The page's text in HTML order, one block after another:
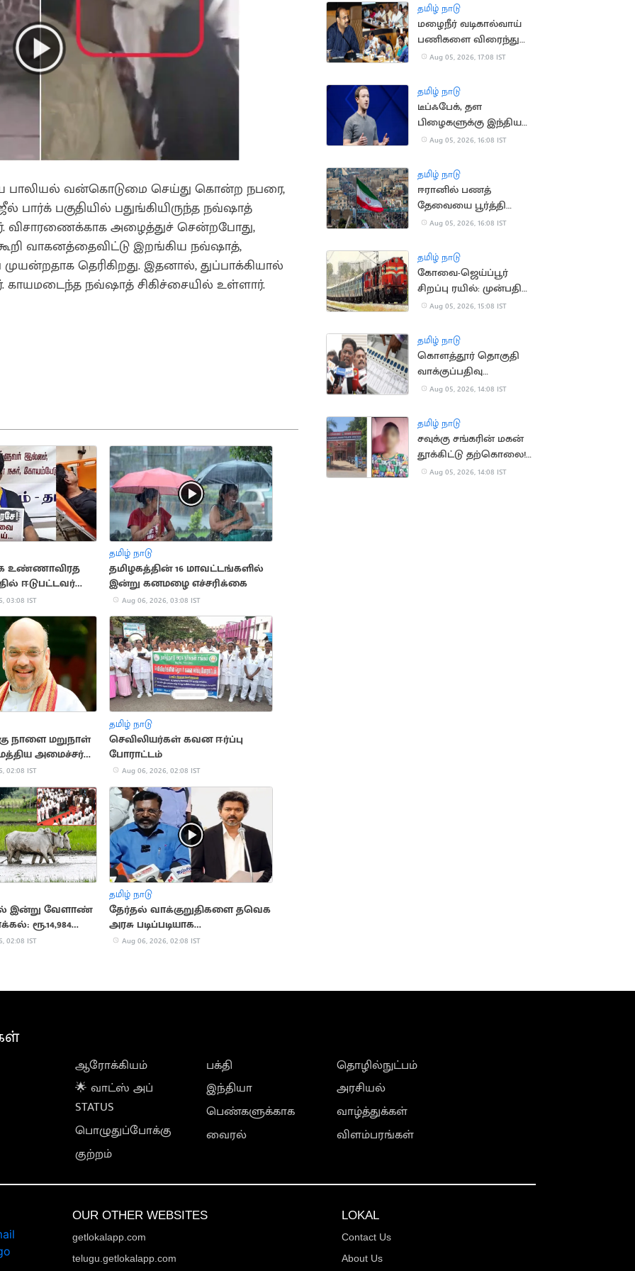
பாலியல் வன்கொடுமை செய்து கொன்ற நபரை,
பார்க் பகுதியில் பதுங்கியிருந்த நவ்ஷாத்
விசாரணைக்காக அழைத்துச் சென்றபோது,
வாகனத்தைவிட்டு இறங்கிய நவ்ஷாத்,
தெரிகிறது. இதனால், துப்பாக்கியால்
காயமடைந்த நவ்ஷாத் சிகிச்சையில் உள்ளார்.
உண்ணாவிரத‌
ஈடுபட்டவர்
03:08 IST
தமிழ் நாடு
தமிழகத்தின் 16 மாவட்டங்களில்
இன்று கனமழை எச்சரிக்கை
Aug 06, 2026, 03:08 IST
நாளை மறுநாள்
அமைச்சர்
02:08 IST
தமிழ் நாடு
செவிலியர்கள் கவன ஈர்ப்பு
போராட்டம்
Aug 06, 2026, 02:08 IST
இன்று வேளாண்
ரூ.14,984
02:08 IST
தமிழ் நாடு
தேர்தல் வாக்குறுதிகளை தவெக
அரசு படிப்படியாக
நிறைவேற்றும்.. திருமாவளவன்
Aug 06, 2026, 02:08 IST
தமிழ் நாடு
மழைநீர் வடிகால்வாய்
பணிகளை விரைந்து
முடிக்க உத்தரவு
Aug 05, 2026, 17:08 IST
தமிழ் நாடு
டீப்ஃபேக், தள
பிழைகளுக்கு இந்திய
அரசிடம் மன்னிப்பு
Aug 05, 2026, 16:08 IST
தமிழ் நாடு
ஈரானில் பணத்
தேவையை பூர்த்தி
செய்ய திண்டாடும்
Aug 05, 2026, 16:08 IST
தமிழ் நாடு
கோவை-ஜெய்ப்பூர்
சிறப்பு ரயில்: முன்பதிவு
நாளை தொடக்கம்
Aug 05, 2026, 15:08 IST
தமிழ் நாடு
கொளத்தூர் தொகுதி
வாக்குப்பதிவு
இயந்திரங்கள்
நிறைவு
Aug 05, 2026, 14:08 IST
தமிழ் நாடு
சவுக்கு சங்கரின் மகன்
தூக்கிட்டு தற்கொலை!
காரணம் என்ன?
Aug 05, 2026, 14:08 IST
ஆரோக்கியம்
🌟 வாட்ஸ் அப்
STATUS
பொழுதுப்போக்கு
குற்றம்
பக்தி
இந்தியா
பெண்களுக்காக
வைரல்
தொழில்நுட்பம்
அரசியல்
வாழ்த்துக்கள்
விளம்பரங்கள்
OUR OTHER WEBSITES
getlokalapp.com
telugu.getlokalapp.com
LOKAL
Contact Us
About Us